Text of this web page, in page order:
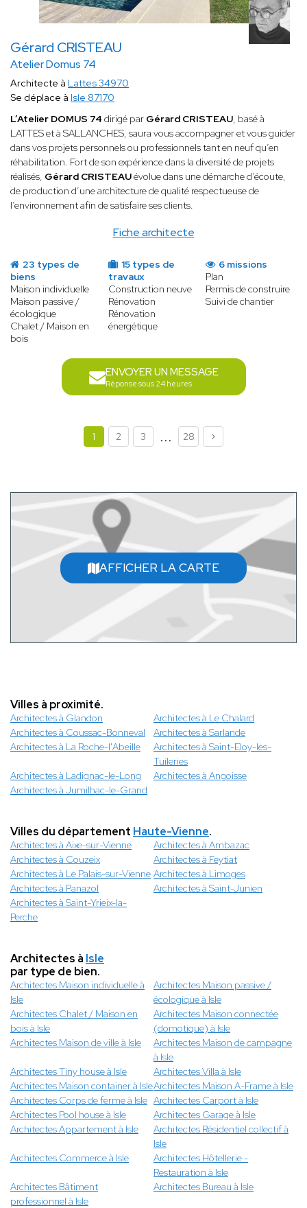
Gérard CRISTEAU
Atelier Domus 74
Fiche architecte
Architecte à Lattes 34970
Se déplace à Isle 87170
L’Atelier DOMUS 74 dirigé par Gérard CRISTEAU, basé à
LATTES et à SALLANCHES, saura vous accompagner et vous guider
dans vos projets personnels ou professionnels tant en neuf qu’en
réhabilitation. Fort de son expérience dans la diversité de projets
réalisés, Gérard CRISTEAUévolue dans une démarche d’écoute,
de production d’une architecture de qualité respectueuse de
l’environnement afin de satisfaire ses clients.
23 types de
biens
Maison individuelle
Maison passive /
écologique
Chalet / Maison en
bois
15 types de
travaux
Construction neuve
Rénovation
Rénovation
énergétique
6 missions
Plan
Permis de construire
Suivi de chantier
ENVOYER UN MESSAGE
Réponse sous 24 heures
1 2 3 ... 28
AFFICHER LA CARTE
Villes à proximité.
Architectes à Glandon
Architectes à Le Chalard
Architectes à Coussac-Bonneval
Architectes à Sarlande
Architectes à La Roche-l'Abeille
Architectes à Saint-Eloy-les-
Tuileries
Architectes à Ladignac-le-Long
Architectes à Angoisse
Architectes à Jumilhac-le-Grand
Villes du département Haute-Vienne.
Architectes à Aixe-sur-Vienne
Architectes à Ambazac
Architectes à Couzeix
Architectes à Feytiat
Architectes à Le Palais-sur-Vienne Architectes à Limoges
Architectes à Panazol
Architectes à Saint-Junien
Architectes à Saint-Yrieix-la-
Perche
Architectes à Isle
par type de bien.
Architectes Maison individuelle à
Isle
Architectes Maison passive /
écologique à Isle
Architectes Chalet / Maison en
bois à Isle
Architectes Maison connectée
(domotique) à Isle
Architectes Maison de ville à Isle
Architectes Maison de campagne
à Isle
Architectes Tiny house à Isle
Architectes Villa à Isle
Architectes Maison container à IsleArchitectes Maison A-Frame à Isle
Architectes Corps de ferme à Isle Architectes Carport à Isle
Architectes Pool house à Isle
Architectes Garage à Isle
Architectes Appartement à Isle
Architectes Résidentiel collectif à
Isle
Architectes Commerce à Isle
Architectes Hôtellerie -
Restauration à Isle
Architectes Bâtiment
professionnel à Isle
Architectes Bureau à Isle